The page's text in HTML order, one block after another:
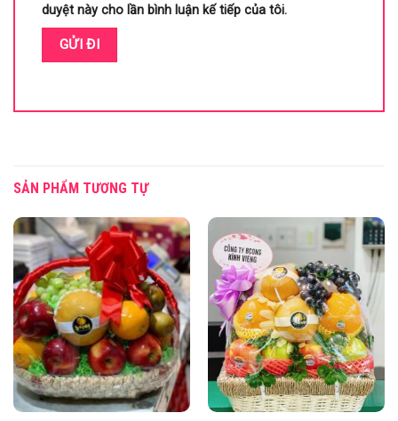
duyệt này cho lần bình luận kế tiếp của tôi.
SẢN PHẨM TƯƠNG TỰ